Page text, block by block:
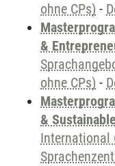
ohne CPs) -
&
ohne CPs) -
&
International